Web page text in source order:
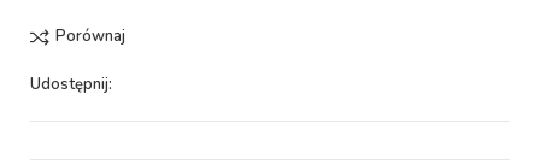
Porównaj
Udostępnij: